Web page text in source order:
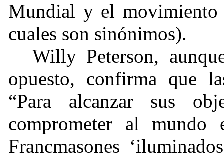
Mundial y el movimiento
cuales son sinónimos).
Willy Peterson,
opuesto, confirma que
“Para alcanzar sus
comprometer al
Francmasones